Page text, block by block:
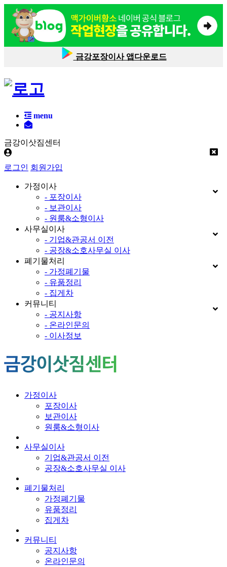
금강포장이사 앱다운로드
menu
금강이삿짐센터
로그인 회원가입
가정이사
- 포장이사
- 보관이사
- 원룸&소형이사
사무실이사
- 기업&관공서 이전
- 공장&소호사무실 이사
폐기물처리
- 가정폐기물
- 유품정리
- 집게차
커뮤니티
- 공지사항
- 온라인문의
- 이사정보
가정이사
포장이사
보관이사
원룸&소형이사
사무실이사
기업&관공서 이전
공장&소호사무실 이사
폐기물처리
가정폐기물
유품정리
집게차
커뮤니티
공지사항
온라인문의